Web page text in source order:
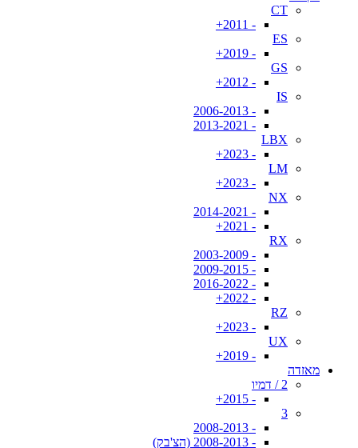
CT
- 2011+
ES
- 2019+
GS
- 2012+
IS
- 2006-2013
- 2013-2021
LBX
- 2023+
LM
- 2023+
NX
- 2014-2021
- 2021+
RX
- 2003-2009
- 2009-2015
- 2016-2022
- 2022+
RZ
- 2023+
UX
- 2019+
מאזדה
2 / דמיו
- 2015+
3
- 2008-2013
- 2008-2013 (הצ'בק)